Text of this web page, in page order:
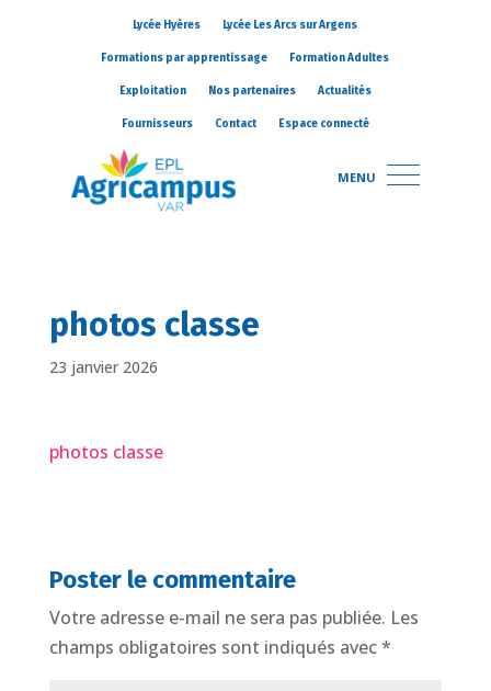
Lycée Hyères Lycée Les Arcs sur Argens
Formations par apprentissage Formation Adultes
Exploitation Nos partenaires Actualités
Fournisseurs Contact Espace connecté
MENU
photos classe
23 janvier 2026
photos classe
Poster le commentaire
Votre adresse e-mail ne sera pas publiée. Les
champs obligatoires sont indiqués avec*